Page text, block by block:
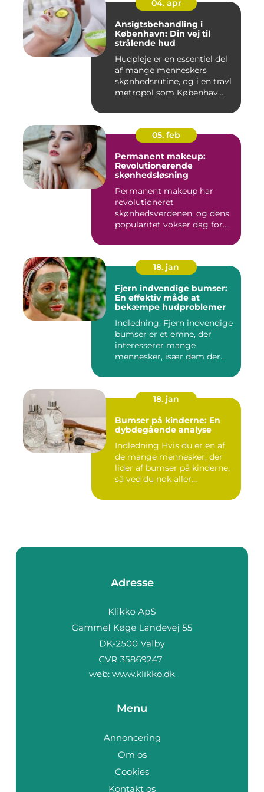
04. apr
Ansigtsbehandling i
København: Din vej til
strålende hud
Hudpleje er en essentiel del
af mange menneskers
skønhedsrutine, og i en travl
metropol som Københav...
05. feb
Permanent makeup:
Revolutionerende
skønhedsløsning
Permanent makeup har
revolutioneret
skønhedsverdenen, og dens
popularitet vokser dag for
18. jan
Fjern indvendige bumser:
En effektiv måde at
bekæmpe hudproblemer
Indledning: Fjern indvendige
bumser er et emne, der
interesserer mange
mennesker, især dem der
18. jan
Bumser på kinderne: En
dybdegående analyse
Indledning Hvis du er en af
de mange mennesker, der
lider af bumser på kinderne,
så ved du nok aller...
Adresse
web: www.klikko.dk
Menu
Annoncering
Om os
Cookies
Kontakt os